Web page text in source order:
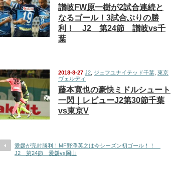
讃岐FW原一樹が2試合連続と
なるゴール！3試合ぶりの勝
利！ J2 第24節 讃岐vs千
葉
2018-8-27 J2 ジェフユナイテッド千葉 東京
ヴェルディ
藤本寛也の豪快ミドルシュート
一閃｜レビューJ2第30節千葉
vs東京V
愛媛が完封勝利！MF野澤英之は今シーズン初ゴール！！
J2 第24節 愛媛vs岡山